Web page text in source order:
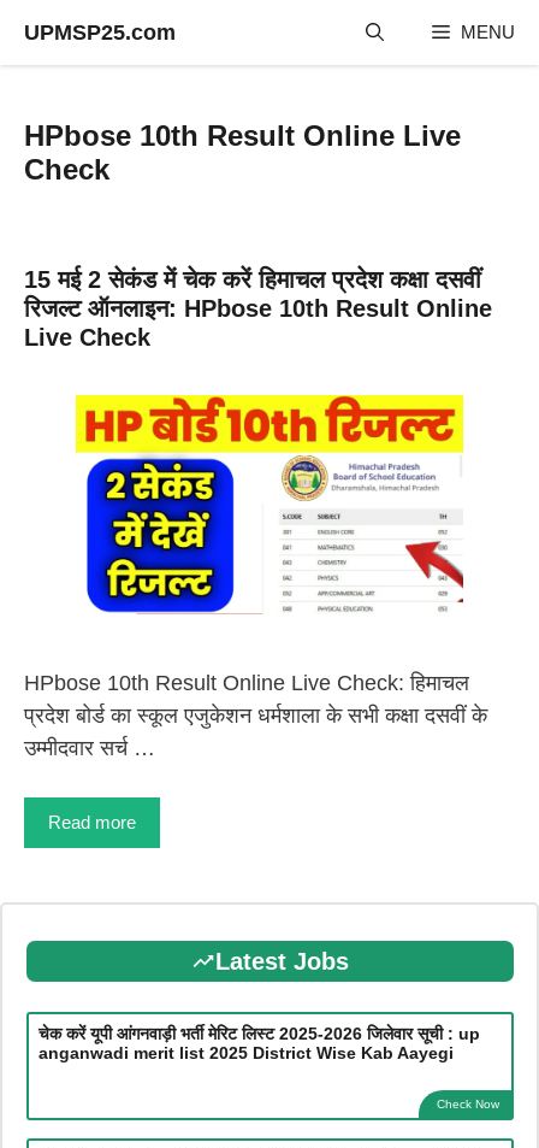
UPMSP25.com MENU
HPbose 10th Result Online Live
Check
15 मई 2 सेकंड में चेक करें हिमाचल प्रदेश कक्षा दसवीं
रिजल्ट ऑनलाइन: HPbose 10th Result Online
Live Check
HPbose 10th Result Online Live Check: हिमाचल
प्रदेश बोर्ड का स्कूल एजुकेशन धर्मशाला के सभी कक्षा दसवीं के
उम्मीदवार सर्च …
Read more
Latest Jobs
चेक करें यूपी आंगनवाड़ी भर्ती मेरिट लिस्ट 2025-2026 जिलेवार सूची : up
anganwadi merit list 2025 District Wise Kab Aayegi
Check Now